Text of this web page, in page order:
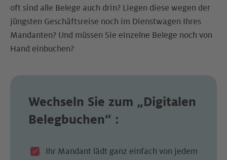
oft sind alle Belege auch drin? Liegen diese wegen der
jüngsten Geschäftsreise noch im Dienstwagen Ihres
Mandanten? Und müssen Sie einzelne Belege noch von
Hand einbuchen?
Wechseln Sie zum „Digitalen
Belegbuchen“ :
Ihr Mandant lädt ganz einfach von jedem